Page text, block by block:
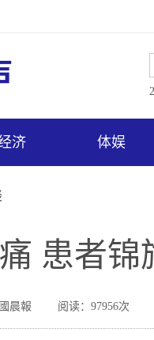
济 体娱
患者锦
晨報 阅读：97956次